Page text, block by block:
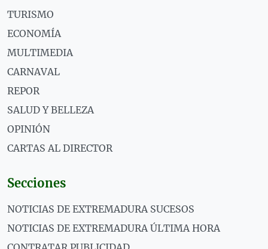
TURISMO
ECONOMÍA
MULTIMEDIA
CARNAVAL
REPOR
SALUD Y BELLEZA
OPINIÓN
CARTAS AL DIRECTOR
Secciones
NOTICIAS DE EXTREMADURA SUCESOS
NOTICIAS DE EXTREMADURA ÚLTIMA HORA